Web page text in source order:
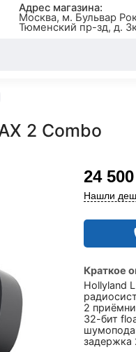
Адрес магазина:
Москва, м. Бульвар
Тюменский пр-зд, д.
2 Combo
24 500
Нашли
Краткое
Hollyland
2
32-бит
задержка